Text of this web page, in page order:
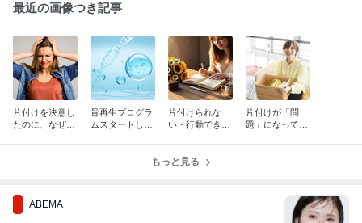
最近の画像つき記事
片付けを決意し
たのに、なぜか
骨再生プログラ
ムスタートしま
片付けられな
い・行動できな
ングセッション
片付けが「問
題」になってし
もっと見る
ABEMA